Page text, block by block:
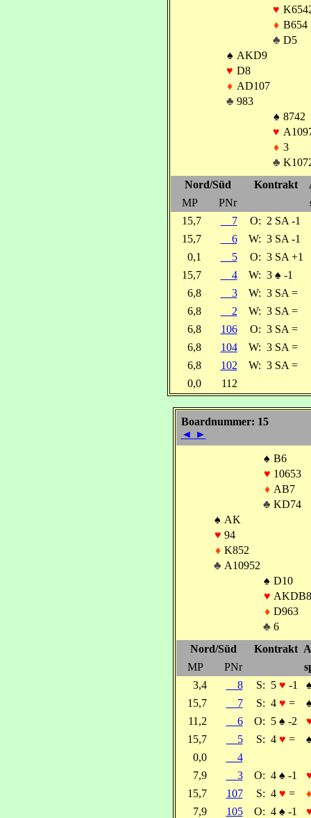
♥
♦ B654
♣ D5
♠ AKD9
♥ D8
♦ AD107
♣ 983
♠ 8742
♥
♦ 3
♣
Nord/Süd
Kontrakt
MP
PNr
15,7
7 O: 2 SA -1
15,7
6 W: 3 SA -1
0,1
5 O: 3 SA +1
15,7
4 W: 3 ♠ -1
6,8
3 W: 3 SA =
6,8
2 W: 3 SA =
6,8
106 O: 3 SA =
6,8
104 W: 3 SA =
6,8
102 W: 3 SA =
0,0
112
Boardnummer: 15
◄ ►
♠ B6
♥ 10653
♦ AB7
♣ KD74
♠ AK
♥ 94
♦ K852
♣ A10952
♠ D10
♥
♦ D963
♣ 6
Nord/Süd
Kontrakt
MP
PNr
3,4
8 S: 5 ♥ -1
15,7
7 S: 4 ♥ =
11,2
6 O: 5 ♠ -2
15,7
5 S: 4 ♥ =
0,0
4
7,9
3 O: 4 ♠ -1
15,7
107 S: 4 ♥ =
♦
7,9
105 O: 4 ♠ -1